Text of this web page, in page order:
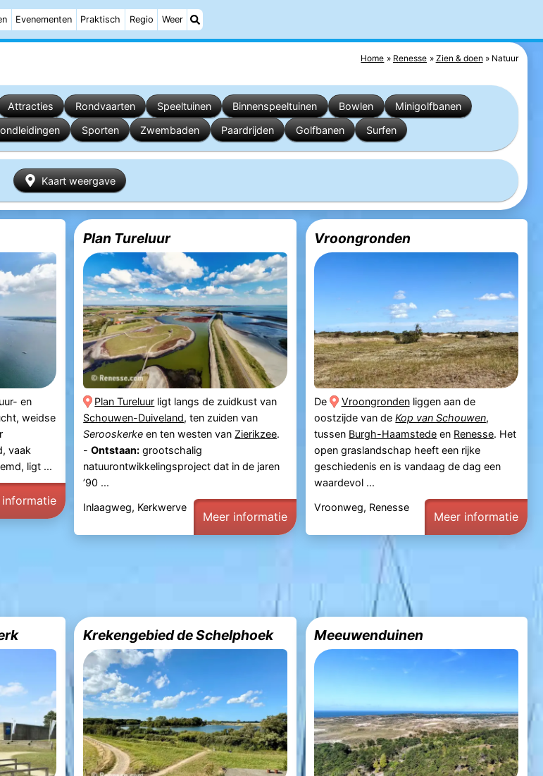
Evenementen Praktisch Regio Weer
Home Renesse Zien & doen Natuur
Attracties Rondvaarten Speeltuinen Binnenspeeltuinen Bowlen
Minigolfbanen
Sporten Zwembaden Paardrijden Golfbanen Surfen
Kaart weergave
en
weidse
vaak
ligt ...
informatie
Plan Tureluur
Plan Tureluur ligt langs de zuidkust van
Schouwen-Duiveland, ten zuiden van
Serooskerke en ten westen vanZierikzee.
-Ontstaan: grootschalig
natuurontwikkelingsproject dat in de jaren
’90 ...
Inlaagweg, Kerkwerve
Meer informatie
Vroongronden
De Vroongrondenliggen aan de
oostzijde van deKop van Schouwen,
tussen Burgh-Haamstede en Renesse. Het
open graslandschap heeft een rijke
geschiedenis en is vandaag de dag een
waardevol ...
Vroonweg, Renesse
Meer informatie
Krekengebied de Schelphoek Meeuwenduinen